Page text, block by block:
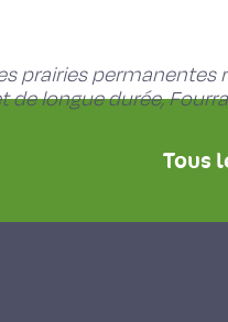
prairies permanentes
longue durée,
Tous